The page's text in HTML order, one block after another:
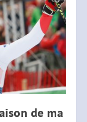
de ma